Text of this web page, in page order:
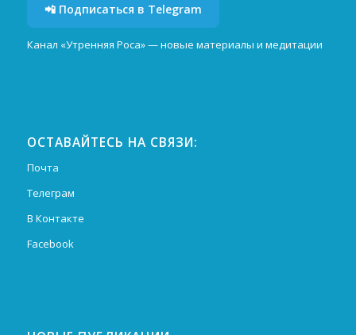
📲 Подписаться в Telegram
Канал «Утренняя Роса» — новые материалы и медитации
ОСТАВАЙТЕСЬ НА СВЯЗИ:
Почта
Телеграм
В Контакте
Facebook